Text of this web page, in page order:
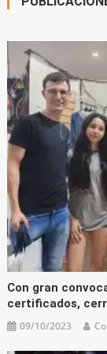
Con gran
certificados,
09/10/2023